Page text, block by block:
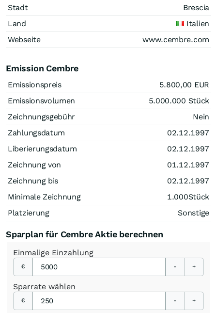
Stadt
Brescia
Land
Italien
Webseite
www.cembre.com
Emission Cembre
Emissionspreis 5.800,00 EUR
Emissionsvolumen
5.000.000 Stück
Zeichnungsgebühr
Nein
Zahlungsdatum
02.12.1997
Liberierungsdatum
02.12.1997
Zeichnung von
01.12.1997
Zeichnung bis
02.12.1997
Minimale Zeichnung
1.000Stück
Platzierung
Sonstige
Sparplan für Cembre Aktie berechnen
Einmalige Einzahlung
€ - +
Sparrate wählen
€ - +